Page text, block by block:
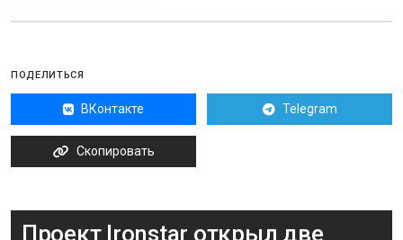
ПОДЕЛИТЬСЯ
ВКонтакте Telegram
Скопировать
Проект Ironstar открыл две